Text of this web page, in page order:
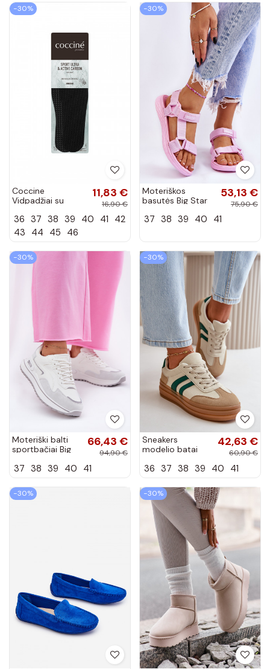
−30%
Coccine
Vidpadžiai su
Sport Ultra With
Active Carbon
11,83 €
16,90 €
36 37 38 39 40 41 42
43 44 45 46
−30%
Moteriškos
basutės Big Star
spalvos
53,13 €
75,90 €
37 38 39 40 41
−30%
Moteriški balti
sportbačiai Big
Hi-Poly sistema
66,43 €
94,90 €
37 38 39 40 41
−30%
Sneakers
modelio batai
platforma smėlio
spalvos Nesonice
42,63 €
60,90 €
36 37 38 39 40 41
−30% −30%